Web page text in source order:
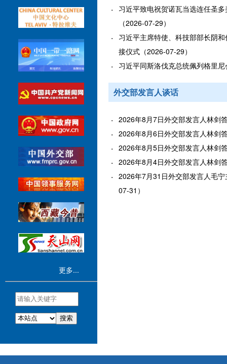
更多...
搜索
习近平致电祝贺诺瓦当选连任圣
（2026-07-29）
习近平主席特使、科技部部长阴
接仪式（2026-07-29）
习近平同斯洛伐克总统佩列格里
外交部发言人谈话
2026年8月7日外交部发言人林剑
2026年8月6日外交部发言人林剑
2026年8月5日外交部发言人林剑
2026年8月4日外交部发言人林剑
2026年7月31日外交部发言人毛
07-31）